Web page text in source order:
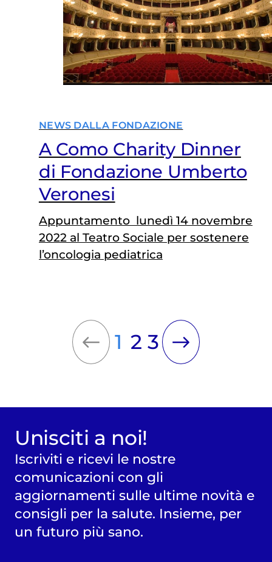
NEWS DALLA FONDAZIONE
A Como Charity Dinner
di Fondazione Umberto
Veronesi
Appuntamento lunedì 14 novembre
2022 al Teatro Sociale per sostenere
l’oncologia pediatrica
1 2 3
Unisciti a noi!
Iscriviti e ricevi le nostre
comunicazioni con gli
aggiornamenti sulle ultime novità e
consigli per la salute. Insieme, per
un futuro più sano.